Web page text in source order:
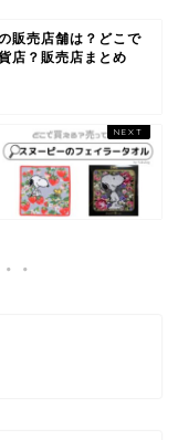
販売店舗は？どこで
店？販売店まとめ